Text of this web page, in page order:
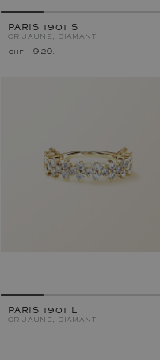
PARIS 1901 S
OR JAUNE, DIAMANT
chf 1'920.–
PARIS 1901 L
OR JAUNE, DIAMANT